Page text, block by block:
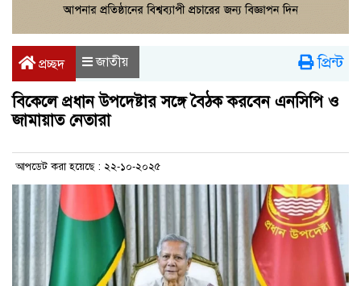
প্রচ্ছদ জাতীয় প্রিন্ট
বিকেলে প্রধান উপদেষ্টার সঙ্গে বৈঠক করবেন এনসিপি ও
জামায়াত নেতারা
আপডেট করা হয়েছে : ২২-১০-২০২৫